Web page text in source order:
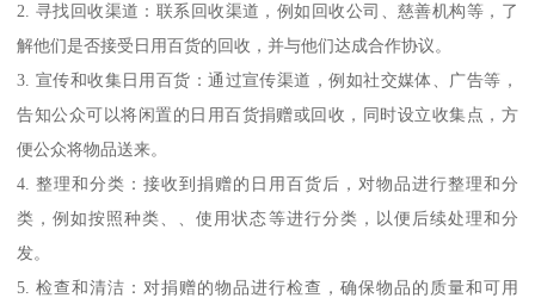
2. 寻找回收渠道：联系回收渠道，例如回收公司、慈善机构等，了
解他们是否接受日用百货的回收，并与他们达成合作协议。
3. 宣传和收集日用百货：通过宣传渠道，例如社交媒体、广告等，
告知公众可以将闲置的日用百货捐赠或回收，同时设立收集点，方
便公众将物品送来。
4. 整理和分类：接收到捐赠的日用百货后，对物品进行整理和分
类，例如按照种类、、使用状态等进行分类，以便后续处理和分
发。
5. 检查和清洁：对捐赠的物品进行检查，确保物品的质量和可用